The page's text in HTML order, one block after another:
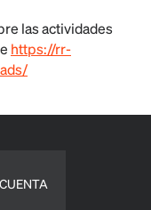
las actividades
https://rr-